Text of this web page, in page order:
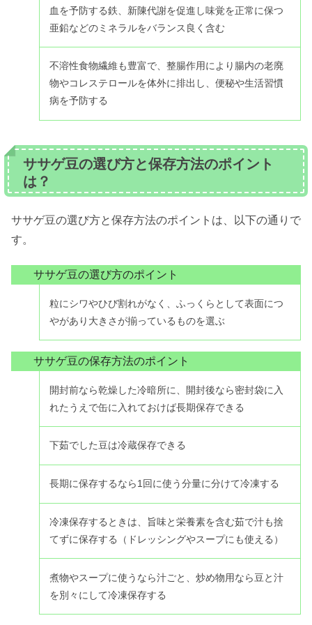
血を予防する鉄、新陳代謝を促進し味覚を正常に保つ
亜鉛などのミネラルをバランス良く含む
不溶性食物繊維も豊富で、整腸作用により腸内の老廃
物やコレステロールを体外に排出し、便秘や生活習慣
病を予防する
ササゲ豆の選び方と保存方法のポイント
は？
ササゲ豆の選び方と保存方法のポイントは、以下の通りで
す。
ササゲ豆の選び方のポイント
粒にシワやひび割れがなく、ふっくらとして表面につ
やがあり大きさが揃っているものを選ぶ
ササゲ豆の保存方法のポイント
開封前なら乾燥した冷暗所に、開封後なら密封袋に入
れたうえで缶に入れておけば長期保存できる
下茹でした豆は冷蔵保存できる
長期に保存するなら1回に使う分量に分けて冷凍する
冷凍保存するときは、旨味と栄養素を含む茹で汁も捨
てずに保存する（ドレッシングやスープにも使える）
煮物やスープに使うなら汁ごと、炒め物用なら豆と汁
を別々にして冷凍保存する